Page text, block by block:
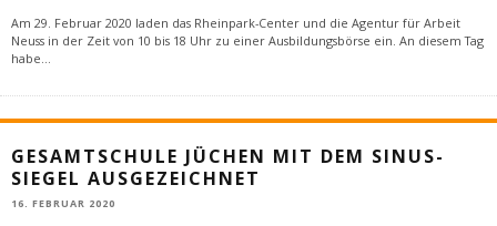
Am 29. Februar 2020 laden das Rheinpark-Center und die Agentur für Arbeit
Neuss in der Zeit von 10 bis 18 Uhr zu einer Ausbildungsbörse ein. An diesem Tag
habe...
GESAMTSCHULE JÜCHEN MIT DEM SINUS-
SIEGEL AUSGEZEICHNET
16. FEBRUAR 2020